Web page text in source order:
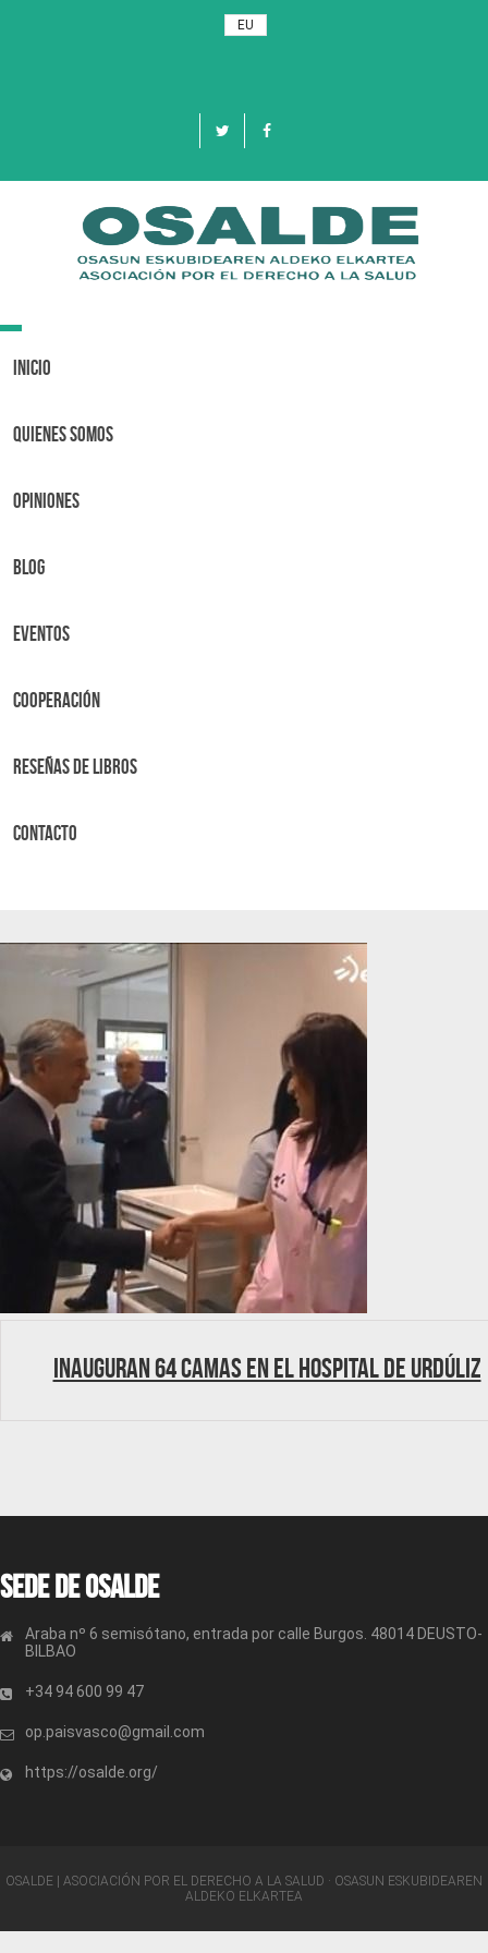
EU
Toggle
Inicio
Quienes Somos
OPINIONES
BLOG
Eventos
Cooperación
Reseñas de libros
Contacto
Inauguran 64 camas en el Hospital de Urdúliz
Sede de OSALDE
Araba nº 6 semisótano, entrada por calle Burgos. 48014 DEUSTO-
BILBAO
+34 94 600 99 47
op.paisvasco@gmail.com
https://osalde.org/
OSALDE | ASOCIACIÓN POR EL DERECHO A LA SALUD · OSASUN ESKUBIDEAREN
ALDEKO ELKARTEA